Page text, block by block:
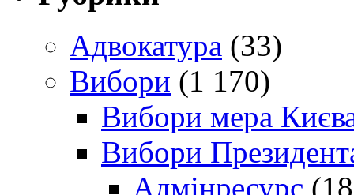
Адвокатура (33)
Вибори (1 170)
Вибори мера
Вибори
Адмінресурс